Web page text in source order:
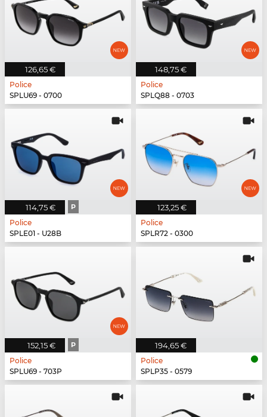
126,65 €
Police
SPLU69 - 0700
148,75 €
Police
SPLQ88 - 0703
114,75 € P
Police
SPLE01 - U28B
123,25 €
Police
SPLR72 - 0300
152,15 € P
Police
SPLU69 - 703P
194,65 €
Police
SPLP35 - 0579